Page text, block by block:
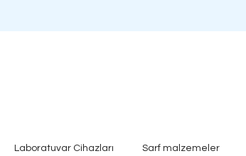
Laboratuvar Cihazları Sarf malzemeler